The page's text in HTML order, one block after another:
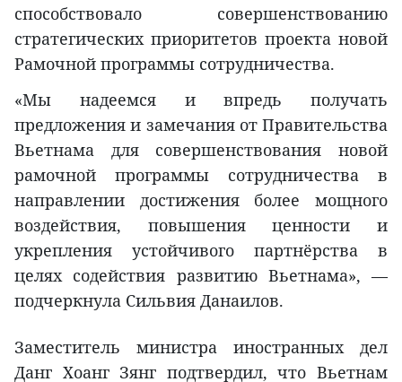
способствовало совершенствованию
стратегических приоритетов проекта новой
Рамочной программы сотрудничества.
«Мы надеемся и впредь получать
предложения и замечания от Правительства
Вьетнама для совершенствования новой
рамочной программы сотрудничества в
направлении достижения более мощного
воздействия, повышения ценности и
укрепления устойчивого партнёрства в
целях содействия развитию Вьетнама», —
подчеркнула Сильвия Данаилов.
Заместитель министра иностранных дел
Данг Хоанг Зянг подтвердил, что Вьетнам